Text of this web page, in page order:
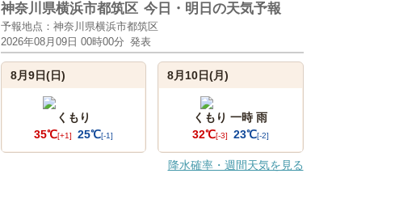
神奈川県横浜市都筑区 今日・明日の天気予報
予報地点：神奈川県横浜市都筑区
2026年08月09日 00時00分 発表
8月9日(日)
くもり
35℃[+1] 25℃[-1]
8月10日(月)
くもり 一時 雨
32℃[-3] 23℃[-2]
降水確率・週間天気を見る